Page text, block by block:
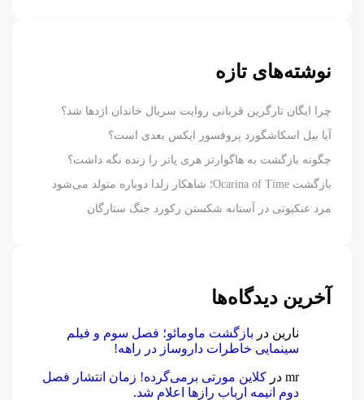
نوشته‌های تازه
چرا ایگان تارگرین قربانی روایت سریال خاندان اژدها شد؟
آیا بیل اسکاشگورد پروفسور ایکس بعدی است؟
چگونه بازگشت به هاگوارتز هری پاتر را زنده نگه داشت؟
بازگشت Ocarina of Time؛ شاهکار زلدا دوباره متولد می‌شود
مرد عنکبوتی در آستانه شکستن رکورد جنگ ستارگان
آخرین دیدگاه‌ها
نارین در بازگشت ماومائو؛ فصل سوم و فیلم
سینمایی خاطرات داروساز در راهه!
mr در کلاین مورتی برمی‌گرده! زمان انتشار فصل
دوم انیمه ارباب رازها اعلام شد.